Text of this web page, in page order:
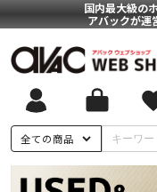
国内最大級の
アバックが運
全ての商品